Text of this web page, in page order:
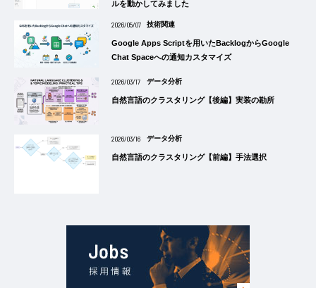
ルを動かしてみました
2026/05/07 技術関連
Google Apps Scriptを用いたBacklogからGoogle
Chat Spaceへの通知カスタマイズ
2026/03/17 データ分析
自然言語のクラスタリング【後編】実装の勘所
2026/03/16 データ分析
自然言語のクラスタリング【前編】手法選択